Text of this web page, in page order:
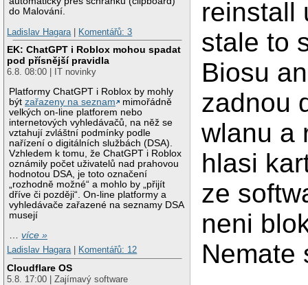
do Malování.
Ladislav Hagara
Komentářů: 3
EK: ChatGPT i Roblox mohou spadat
pod přísnější pravidla
6.8. 08:00 | IT novinky
Platformy ChatGPT i Roblox by mohly
býtzařazeny na seznam
mimořádně
velkých on-line platforem nebo
internetových vyhledávačů, na něž se
vztahují zvláštní podmínky podle
nařízení o digitálních službách (DSA).
Vzhledem k tomu, že ChatGPT i Roblox
oznámily počet uživatelů nad prahovou
hodnotou DSA, je toto označení
„rozhodně možné“ a mohlo by „přijít
dříve či později“. On-line platformy a
vyhledávače zařazené na seznamy DSA
musejí
…více »
Ladislav Hagara| Komentářů: 12
Cloudflare OS
5.8. 17:00 | Zajímavý software
reinstall
stale to
Biosu
zadnou
wlanu a
hlasi
ze
neni
Nemate